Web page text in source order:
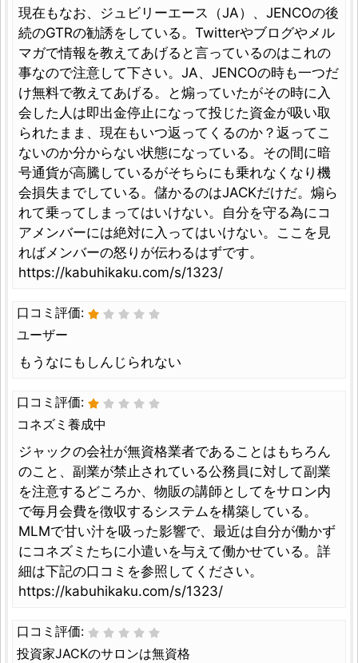
現在もなお、ジュビリーエース（JA）、JENCOの後
続のGTRの勧誘をしている。Twitterやブログやメル
マガで情報を教えてあげると言っているのはこれの
事なので注意して下さい。JA、JENCOの時も一つだ
け無料で教えてあげる。と煽っていたがその時に入
会した人は即出金停止になって投じた資金が吸い取
られたまま、現在もいつ返ってくるのか？返ってこ
ないのか分からない状態になっている。その間に暗
号通貨が高騰しているがそちらにも乗れなくなり機
会損失までしている。儲かるのはJACKだけだ。煽ら
れて乗ってしまってはいけない。自分を守る為にコ
アメンバーには絶対に入ってはいけない。ここを見
ればメンバーの怒りが伝わるはずです。
https://kabuhikaku.com/s/1323/
口コミ評価:
ユーザー
もうなにもしんじられない
口コミ評価:
コネズミ養成中
ジャックの会社が無資格業者であることはもちろん
のこと、副業が禁止されている公務員に対して副業
を注意するどころか、物販の講師としてをサロン内
で毎月会費を徴収するシステムを構築している。
MLMで甘い汁を吸った影響で、最近は自分が働かず
にコネズミたちに小遣いを与えて働かせている。詳
細は下記の口コミを参照してください。
https://kabuhikaku.com/s/1323/
口コミ評価:
投資家JACKのサロンは無資格